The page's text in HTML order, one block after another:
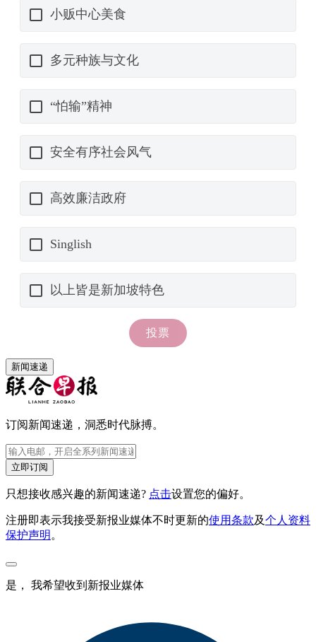
新闻速递
订阅新闻速递，洞悉时代脉搏。
立即订阅
只想接收感兴趣的新闻速递? 点击设置您的偏好。
注册即表示我接受新报业媒体不时更新的使用条款及个人资料
保护声明 。
是， 我希望收到新报业媒体